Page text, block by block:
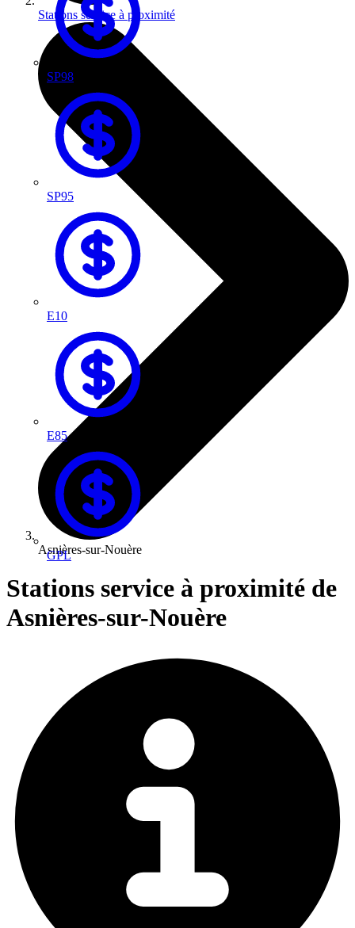
SP98
SP95
E10
E85
GPL
Stations service à proximité
Asnières-sur-Nouère
Stations service à proximité de
Asnières-sur-Nouère